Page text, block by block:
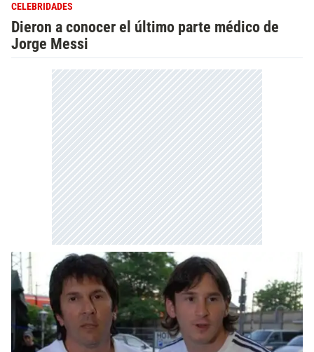
CELEBRIDADES
Dieron a conocer el último parte médico de
Jorge Messi